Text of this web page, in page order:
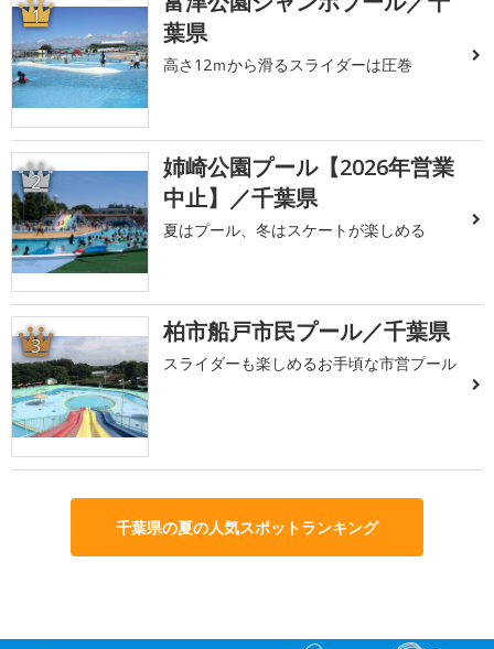
1
葉県
高さ12ｍから滑るスライダーは圧巻
2
姉崎公園プール【2026年営業
中止】／千葉県
夏はプール、冬はスケートが楽しめる
3 柏市船戸市民プール／千葉県
スライダーも楽しめるお手頃な市営プール
千葉県の夏の人気スポットランキング